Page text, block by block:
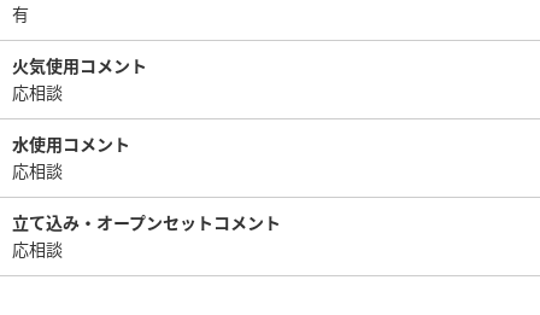
有
火気使用コメント
応相談
水使用コメント
応相談
立て込み・オープンセットコメント
応相談